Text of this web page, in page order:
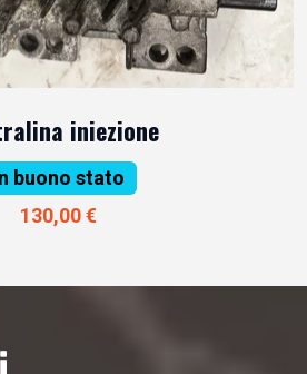
iniezione
buono stato
130,00 €